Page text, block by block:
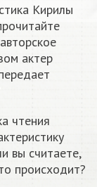
Кирилы
актер
чтения
вы считаете,
происходит?